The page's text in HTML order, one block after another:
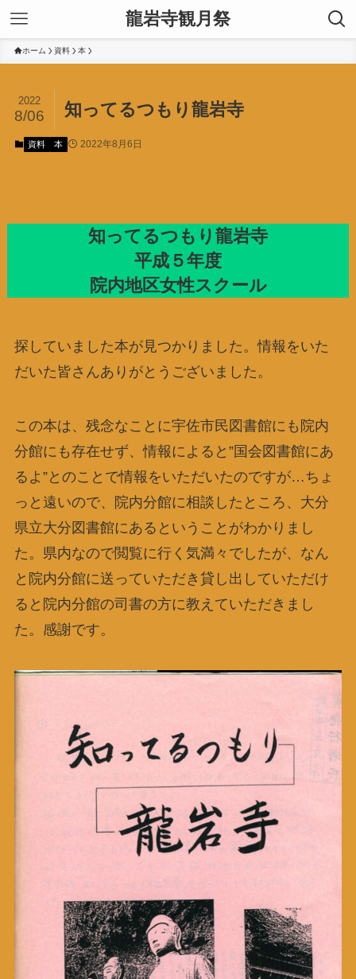
龍岩寺観月祭
ホーム 資料 本
知ってるつもり龍岩寺
2022
8/06
資料 本 2022年8月6日
知ってるつもり龍岩寺
平成５年度
院内地区女性スクール
探していました本が見つかりました。情報をいた
だいた皆さんありがとうございました。
この本は、残念なことに宇佐市民図書館にも院内
分館にも存在せず、情報によると”国会図書館にあ
るよ”とのことで情報をいただいたのですが…ちょ
っと遠いので、院内分館に相談したところ、大分
県立大分図書館にあるということがわかりまし
た。県内なので閲覧に行く気満々でしたが、なん
と院内分館に送っていただき貸し出していただけ
ると院内分館の司書の方に教えていただきまし
た。感謝です。